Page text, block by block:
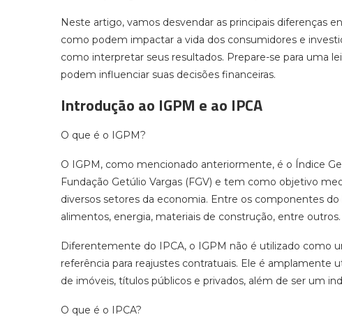
Neste artigo, vamos desvendar as principais diferenças
como podem impactar a vida dos consumidores e
como interpretar seus resultados. Prepare-se para uma
podem influenciar suas decisões financeiras.
Introdução ao IGPM e ao IPCA
O que é o IGPM?
O IGPM, como mencionado anteriormente, é o Índice
Fundação Getúlio Vargas (FGV) e tem como objetivo
diversos setores da economia. Entre os componentes
alimentos, energia, materiais de construção, entre outros.
Diferentemente do IPCA, o IGPM não é utilizado como
referência para reajustes contratuais. Ele é amplamente
de imóveis, títulos públicos e privados, além de ser um
O que é o IPCA?